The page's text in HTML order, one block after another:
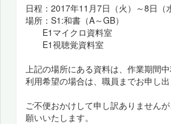
日程：2017年11月7日（火）～8日（
場所：S1:和書（A～GB）
E1マイクロ資料室
E1視聴覚資料室
上記の場所にある資料は、作業期間中
利用希望の場合は、職員までお申し出
ご不便おかけして申し訳ありません
願いいたします。